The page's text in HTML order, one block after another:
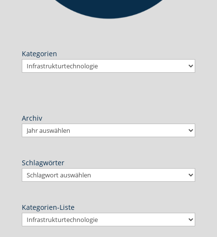
Kategorien
Archiv
Schlagwörter
Kategorien-Liste